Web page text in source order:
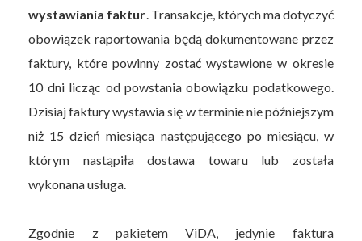
wystawiania faktur . Transakcje, których ma dotyczyć
obowiązek raportowania będą dokumentowane przez
faktury, które powinny zostać wystawione w okresie
10 dni licząc od powstania obowiązku podatkowego.
Dzisiaj faktury wystawia się w terminie nie późniejszym
niż 15 dzień miesiąca następującego po miesiącu, w
którym nastąpiła dostawa towaru lub została
wykonana usługa.
Zgodnie z pakietem ViDA, jedynie faktura